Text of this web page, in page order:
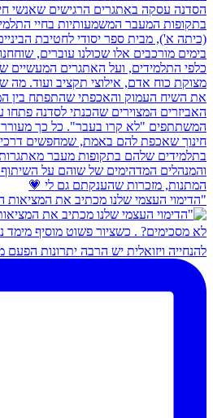
את המציאות הפיזית שלנו" .
יתרונות הפעם מביאה לכם דו